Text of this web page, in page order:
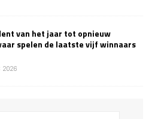
van het jaar tot opnieuw
spelen de laatste vijf winnaars